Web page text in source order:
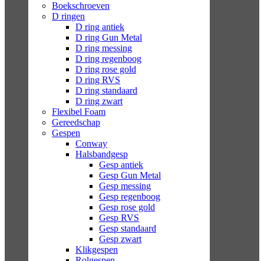
Boekschroeven
D ringen
D ring antiek
D ring Gun Metal
D ring messing
D ring regenboog
D ring rose gold
D ring RVS
D ring standaard
D ring zwart
Flexibel Foam
Gereedschap
Gespen
Conway
Halsbandgesp
Gesp antiek
Gesp Gun Metal
Gesp messing
Gesp regenboog
Gesp rose gold
Gesp RVS
Gesp standaard
Gesp zwart
Klikgespen